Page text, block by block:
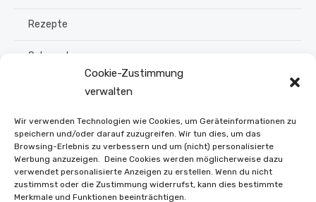
Cookie-Zustimmung
verwalten
Wir verwenden Technologien wie Cookies, um Geräteinformationen zu
speichern und/oder darauf zuzugreifen. Wir tun dies, um das
Browsing-Erlebnis zu verbessern und um (nicht) personalisierte
Werbung anzuzeigen. Deine Cookies werden möglicherweise dazu
verwendet personalisierte Anzeigen zu erstellen. Wenn du nicht
zustimmst oder die Zustimmung widerrufst, kann dies bestimmte
Merkmale und Funktionen beeinträchtigen.
Rezepte
Schmuck
Upcycling
Stroh flechten
Weihnachten